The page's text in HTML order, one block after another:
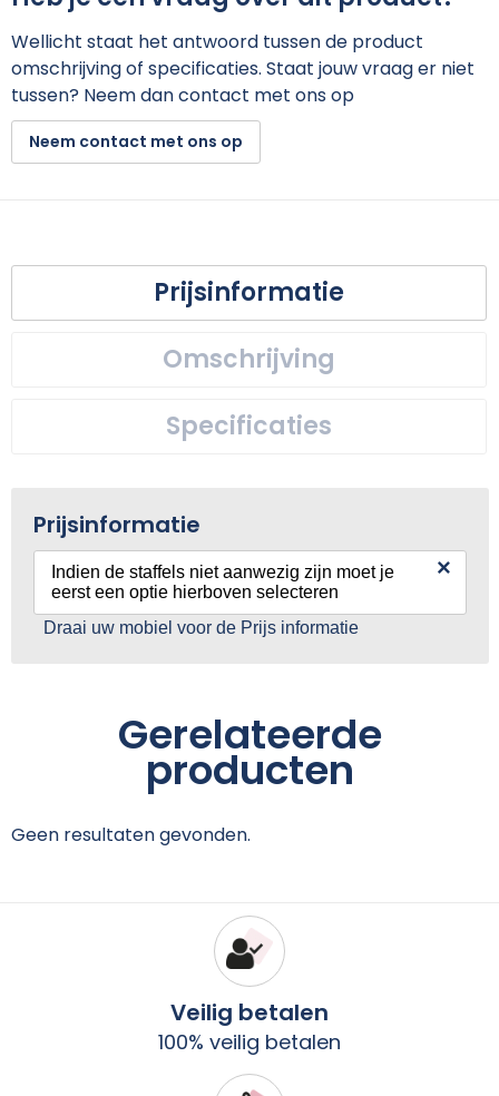
Wellicht staat het antwoord tussen de product
omschrijving of specificaties. Staat jouw vraag er niet
tussen? Neem dan contact met ons op
Neem contact met ons op
Prijsinformatie
Omschrijving
Specificaties
Prijsinformatie
Indien de staffels niet aanwezig zijn moet je
eerst een optie hierboven selecteren
×
Draai uw mobiel voor de Prijs informatie
Gerelateerde
producten
Geen resultaten gevonden.
Veilig betalen
100% veilig betalen